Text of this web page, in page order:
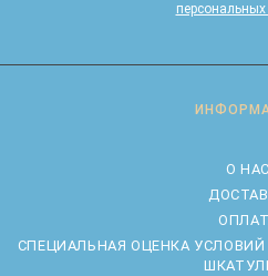
О НАС
CПЕЦИАЛЬНАЯ ОЦЕНКА